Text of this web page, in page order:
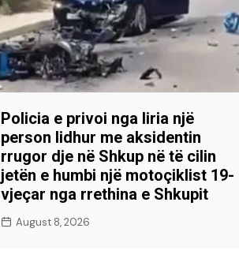
Policia e privoi nga liria një
person lidhur me aksidentin
rrugor dje në Shkup në të cilin
jetën e humbi një motoçiklist 19-
vjeçar nga rrethina e Shkupit
August 8, 2026